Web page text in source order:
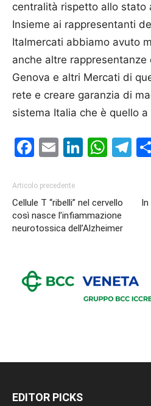
centralità rispetto allo stato
Insieme ai rappresentanti
Italmercati abbiamo avuto
anche altre rappresentanze
Genova e altri Mercati di
rete e creare garanzia di
sistema Italia che è quello a
Facebook
Email
Articolo precedente
Cellule T “ribelli” nel cervello
così nasce l’infiammazione
neurotossica dell’Alzheimer
In
EDITOR PICKS